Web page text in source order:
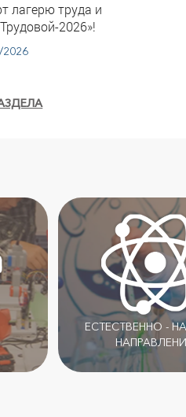
лагерю труда и
2026»!
2026
ЕСТЕСТВЕННО -